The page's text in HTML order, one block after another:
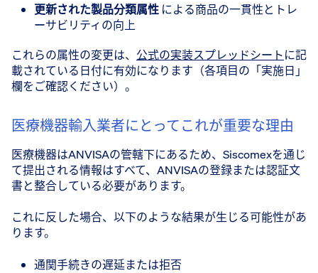
更新された製品分類属性 による商品の一貫性とトレ
ーサビリティの向上
これらの属性の変更は、 公式の実装スプレッドシートに記
載されている日付に有効になります（各項目の「実施日」
欄をご確認ください）。
医療機器輸入業者にとってこれが重要な理由
医療機器はANVISAの管轄下にあるため、Siscomexを通じ
て提出される情報はすべて、ANVISAの登録または認証文
書と整合している必要があります。
これに反した場合、以下のような結果が生じる可能性があ
ります。
通関手続きの遅延または拒否